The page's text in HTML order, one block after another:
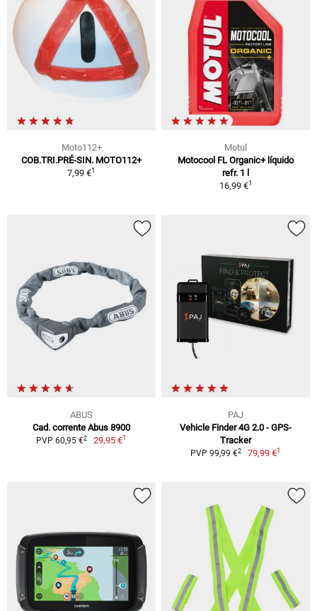
Moto112+
COB.TRI.PRÉ-SIN. MOTO112+
7,99 €1
Motul
Motocool FL Organic+ líquido
refr. 1 l
16,99 €1
ABUS
Cad. corrente Abus 8900
PVP 60,95 €2 29,95 €1
PAJ
Vehicle Finder 4G 2.0 - GPS-
Tracker
PVP 99,99 €2 79,99 €1